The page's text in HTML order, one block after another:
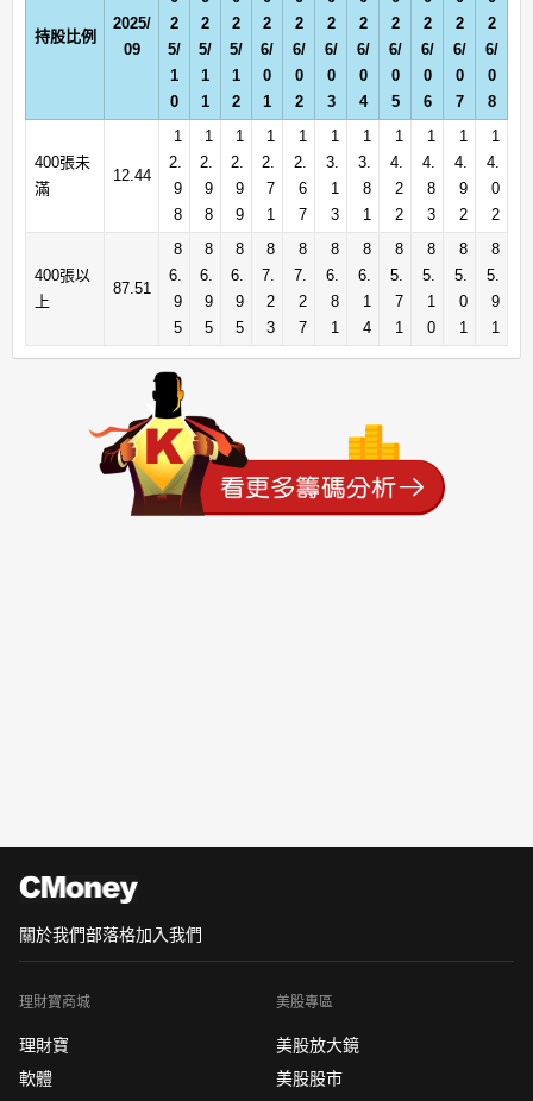
持股比例
2025/
09
2
5/
1
0
2
5/
1
1
2
5/
1
2
2
6/
0
1
2
6/
0
2
2
6/
0
3
2
6/
0
4
2
6/
0
5
2
6/
0
6
2
6/
0
7
2
6/
0
8
400張未
滿
12.44
1
2.
9
8
1
2.
9
8
1
2.
9
9
1
2.
7
1
1
2.
6
7
1
3.
1
3
1
3.
8
1
1
4.
2
2
1
4.
8
3
1
4.
9
2
1
4.
0
2
400張以
上
87.51
8
6.
9
5
8
6.
9
5
8
6.
9
5
8
7.
2
3
8
7.
2
7
8
6.
8
1
8
6.
1
4
8
5.
7
1
8
5.
1
0
8
5.
0
1
8
5.
9
1
關於我們部落格加入我們
理財寶商城
理財寶
軟體
美股專區
美股放大鏡
美股股市